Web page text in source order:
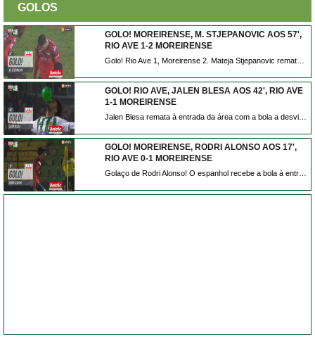
GOLOS
GOLO! MOREIRENSE, M. STJEPANOVIC AOS 57',
RIO AVE 1-2 MOREIRENSE
GOLO! RIO AVE, JALEN BLESA AOS 42', RIO AVE
1-1 MOREIRENSE
GOLO! MOREIRENSE, RODRI ALONSO AOS 17',
RIO AVE 0-1 MOREIRENSE